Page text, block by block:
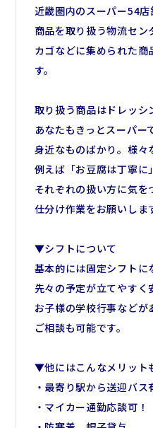
ご相談も可能です。
▼他にはこんなメリッ
・最寄り駅から送迎バス
・防寒着、帽子貸与
・喫煙ルームあり
・キレイな8階建ての物
建物内に売店があるので
休憩中の買い物に便利☆
休憩室もご用意していま
近隣には飲食店もありま
近畿圏内のスーパー54店
商品を取り扱う物流セン
カゴなどに集められた商
す。
取り扱う商品はドレッシ
あなたもきっとスーパー
身近なものばかり。様々
例えば「お豆腐は丁寧に
それぞれの扱い方に気を
仕分け作業をお願いしま
▼シフトについて
基本的には固定シフトに
先々の予定が立てやす
お子様の学校行事などが
ご相談も可能です。
▼他にはこんなメリット
・最寄り駅から送迎バス
・マイカー通勤応談可！